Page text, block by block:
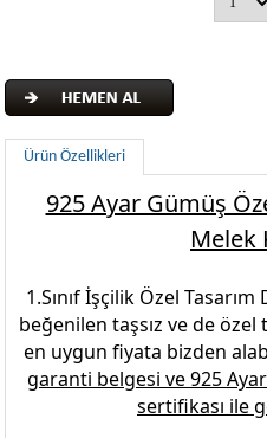
Ürün Özellikleri
925 Ayar Gümüş
Melek
1.Sınıf İşçilik Özel Tasarım
beğenilen taşsız ve de
en uygun fiyata bizden
garanti belgesi ve925
sertifikası ile